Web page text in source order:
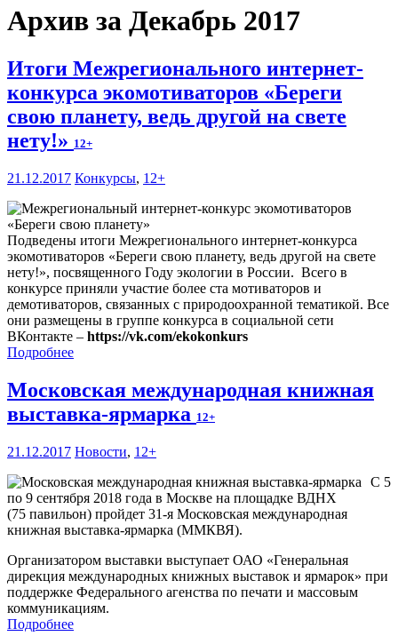
Архив за Декабрь 2017
Итоги Межрегионального интернет-
конкурса экомотиваторов «Береги
свою планету, ведь другой на свете
нету!» 12+
21.12.2017 Конкурсы, 12+
Подведены итоги Межрегионального интернет-конкурса
экомотиваторов «Береги свою планету, ведь другой на свете
нету!», посвященного Году экологии в России. Всего в
конкурсе приняли участие более ста мотиваторов и
демотиваторов, связанных с природоохранной тематикой. Все
они размещены в группе конкурса в социальной сети
ВКонтакте – https://vk.com/ekokonkurs
Подробнее
Московская международная книжная
выставка-ярмарка 12+
21.12.2017 Новости, 12+
С 5
по 9 сентября 2018 года в Москве на площадке ВДНХ
(75 павильон) пройдет 31-я Московская международная
книжная выставка-ярмарка (ММКВЯ).
Организатором выставки выступает ОАО «Генеральная
дирекция международных книжных выставок и ярмарок» при
поддержке Федерального агенства по печати и массовым
коммуникациям.
Подробнее